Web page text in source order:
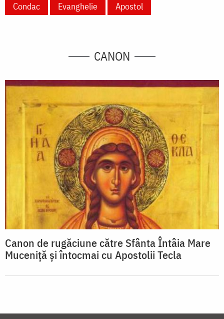
Condac
Evanghelie Apostol
CANON
Canon de rugăciune către Sfânta Întâia Mare
Muceniţă şi întocmai cu Apostolii Tecla